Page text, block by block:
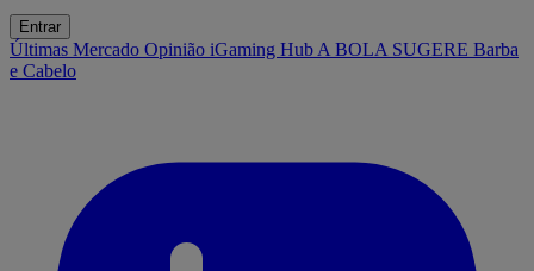
Entrar
Últimas Mercado Opinião iGaming Hub A BOLA SUGERE Barba
e Cabelo